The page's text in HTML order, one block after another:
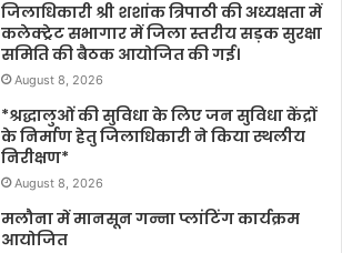
जिलाधिकारी श्री शशांक त्रिपाठी की अध्यक्षता में
कलेक्ट्रेट सभागार में जिला स्तरीय सड़क सुरक्षा
समिति की बैठक आयोजित की गई।
August 8, 2026
*श्रद्धालुओं की सुविधा के लिए जन सुविधा केंद्रों
के निर्माण हेतु जिलाधिकारी ने किया स्थलीय
निरीक्षण*
August 8, 2026
मलौना में मानसून गन्ना प्लांटिंग कार्यक्रम
आयोजित